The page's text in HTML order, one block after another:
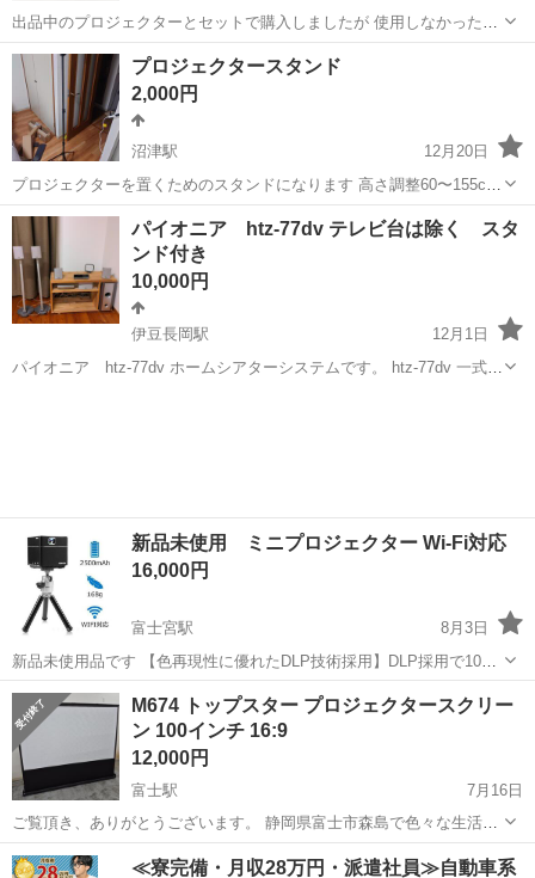
出品中のプロジェクターとセットで購入しましたが 使用しなかったた
め必要な方どうでしょうか？ 天井や壁にも取り付け出来ます。 よろし
くお願いいたします(*^-^)
静岡 浜松市 上島駅 プロジェクター、ホームシアター
VANKYO
プロジェクタースタンド
2,000円
沼津駅
12月20日
プロジェクターを置くためのスタンドになります 高さ調整60〜155cm
詳細についてはAmazonの商品詳細をご参照ください。
https://amzn.asia/d/1H4u6tk 中身に不良がないか、1度開封し組立確認
を...
静岡 沼津市 沼津駅 プロジェクター、ホームシアター
プロジェクター
パイオニア htz-77dv テレビ台は除く スタ
ンド付き
10,000円
伊豆長岡駅
12月1日
パイオニア htz-77dv ホームシアターシステムです。 htz-77dv 一式
新品未使用 ミニプロジェクター Wi-Fi対応
16,000円
富士宮駅
8月3日
新品未使用品です 【色再現性に優れたDLP技術採用】DLP採用で100
ルーメンの明るさや1000：1高いコントラスト比により、細部までくっ
きり映った画面を楽しめます。最大解像度は1920*1080に達して鮮やか
な映像を投影...
静岡 富士宮市 富士宮駅
プロジェクター、ホームシアター
M674 トップスター プロジェクタースクリー
ン 100インチ 16:9
12,000円
富士駅
7月16日
ご覧頂き、ありがとうございます。 静岡県富士市森島で色々な生活家
電を販売しております。 まとめてご購入して頂ければ、お値引きさせ
ていただきます！ 商品説明 多少のキズ汚れあります。 スクリーン事
静岡 富士市 富士駅 プロジェクター、ホームシアター
≪寮完備・月収28万円・派遣社員≫自動車系